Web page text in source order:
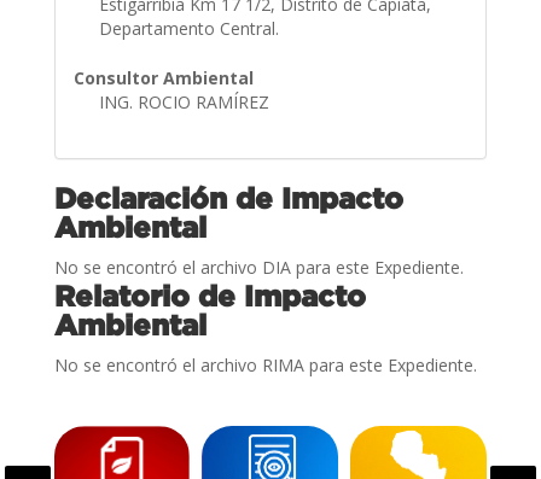
Departamento Central.
Consultor Ambiental
ING. ROCIO RAMÍREZ
Declaración de Impacto
Ambiental
No se encontró el archivo DIA para este Expediente.
Relatorio de Impacto
Ambiental
No se encontró el archivo RIMA para este Expediente.